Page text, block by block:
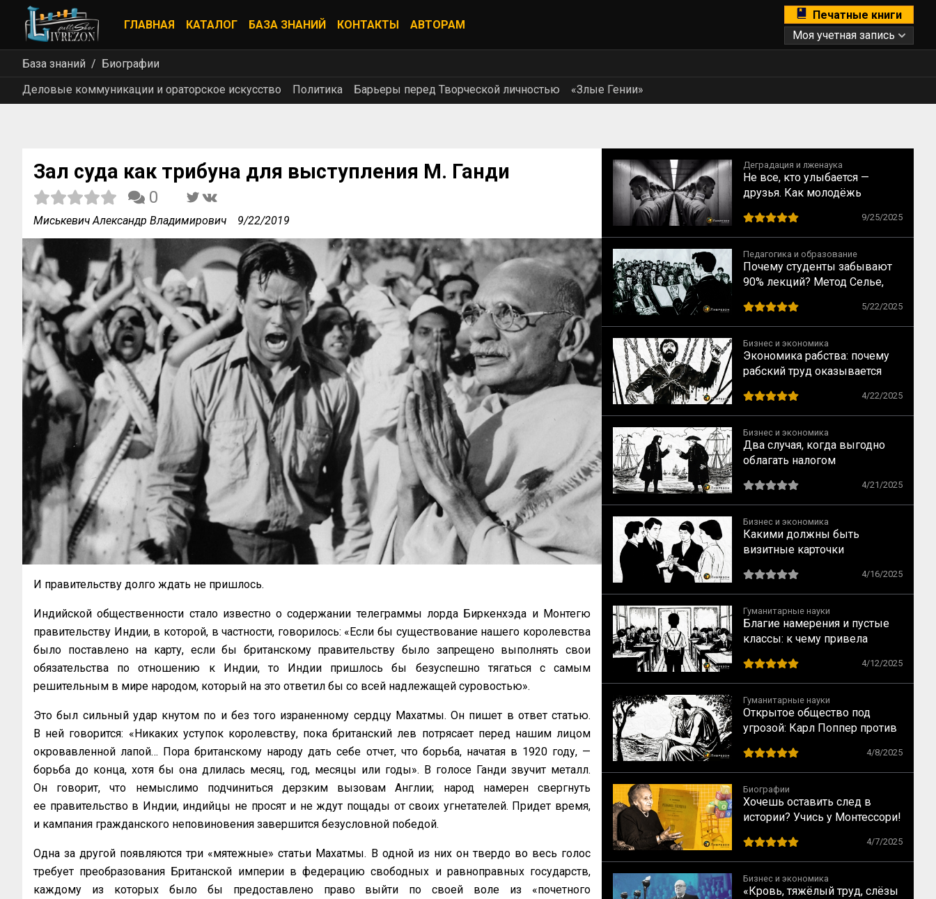
ГЛАВНАЯ КАТАЛОГ БАЗА ЗНАНИЙ КОНТАКТЫ АВТОРАМ
Печатные книги
Моя учетная запись
База знаний
Биографии
Деловые коммуникации и ораторское искусство
Политика Барьеры перед Творческой личностью «Злые Гении»
Зал суда как трибуна для выступления М. Ганди
0
Миськевич Александр Владимирович 9/22/2019
И правительству долго ждать не пришлось.
Индийской общественности стало известно о содержании телеграммы лорда Биркенхэда и Монтегю
правительству Индии, в которой, в частности, говорилось: «Если бы существование нашего королевства
было поставлено на карту, если бы британскому правительству было запрещено выполнять свои
обязательства по отношению к Индии, то Индии пришлось бы безуспешно тягаться с самым
решительным в мире народом, который на это ответил бы со всей надлежащей суровостью».
Это был сильный удар кнутом по и без того израненному сердцу Махатмы. Он пишет в ответ статью.
В ней говорится: «Никаких уступок королевству, пока британский лев потрясает перед нашим лицом
окровавленной лапой… Пора британскому народу дать себе отчет, что борьба, начатая в 1920 году, —
борьба до конца, хотя бы она длилась месяц, год, месяцы или годы». В голосе Ганди звучит металл.
Он говорит, что немыслимо подчиниться дерзким вызовам Англии; народ намерен свергнуть
ее правительство в Индии, индийцы не просят и не ждут пощады от своих угнетателей. Придет время,
и кампания гражданского неповиновения завершится безусловной победой.
Одна за другой появляются три «мятежные» статьи Махатмы. В одной из них он твердо во весь голос
требует преобразования Британской империи в федерацию свободных и равноправных государств,
каждому из которых было бы предоставлено право выйти по своей воле из «почетного
Деградация и лженаука
Не все, кто улыбается —
друзья. Как молодёжь
сообщества
9/25/2025
Педагогика и образование
Почему студенты забывают
90% лекций? Метод Селье,
5/22/2025
Бизнес и экономика
Экономика рабства: почему
рабский труд оказывается
свободный
4/22/2025
Бизнес и экономика
Два случая, когда выгодно
облагать налогом
промышленность, по Адаму
Смиту
4/21/2025
Бизнес и экономика
Какими должны быть
визитные карточки
4/16/2025
Гуманитарные науки
Благие намерения и пустые
классы: к чему привела
4/12/2025
Гуманитарные науки
Открытое общество под
угрозой: Карл Поппер против
4/8/2025
Биографии
Хочешь оставить след в
истории? Учись у Монтессори!
наследие
4/7/2025
Бизнес и экономика
«Кровь, тяжёлый труд, слёзы